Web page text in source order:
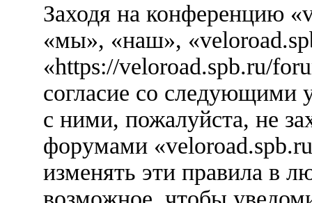
Заходя на конференцию
«мы», «наш»,
«https://veloroad.spb.ru/
согласие со следующими
с ними, пожалуйста, не
форумами
изменять эти правила в